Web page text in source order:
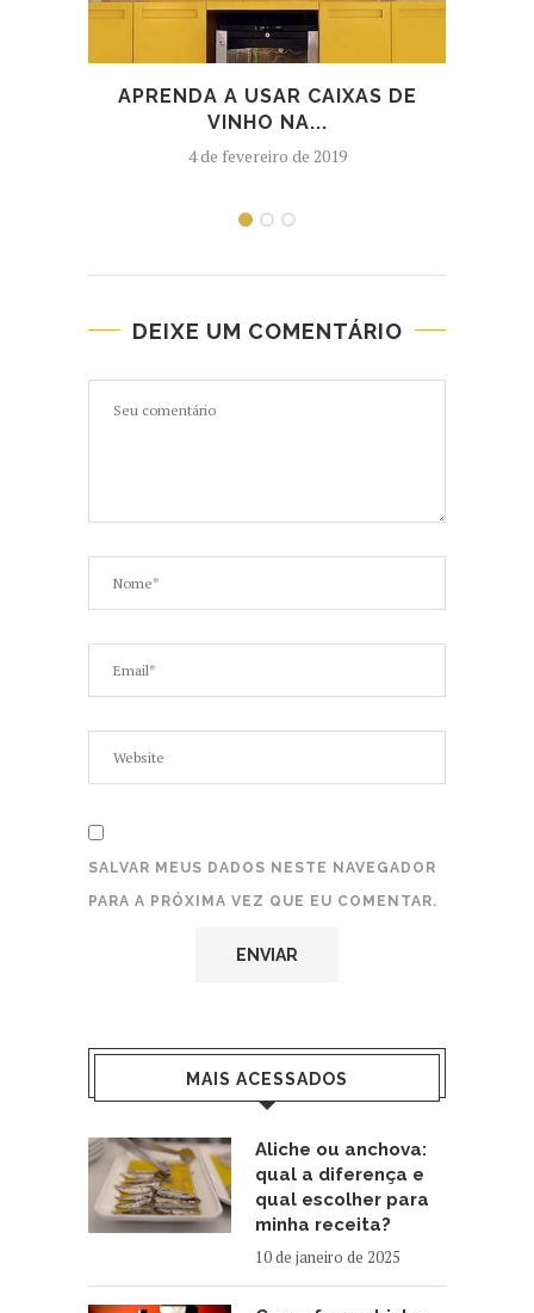
APRENDA A USAR CAIXAS DE
VINHO NA...
4 de fevereiro de 2019
DEIXE UM COMENTÁRIO
SALVAR MEUS DADOS NESTE NAVEGADOR
PARA A PRÓXIMA VEZ QUE EU COMENTAR.
MAIS ACESSADOS
Aliche ou anchova:
qual a diferença e
qual escolher para
minha receita?
10 de janeiro de 2025